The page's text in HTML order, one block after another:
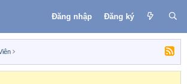
Đăng nhập Đăng ký